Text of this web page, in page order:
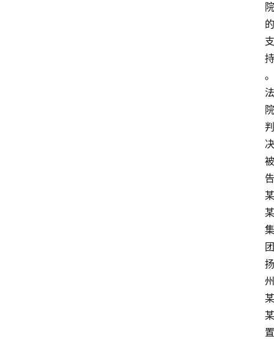
院
的
支
持
。
法
院
判
决
被
告
某
某
集
团
扬
州
某
某
置